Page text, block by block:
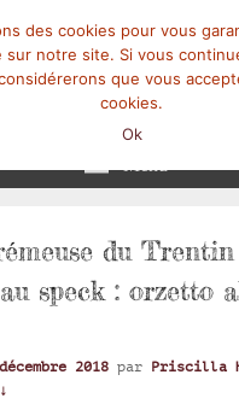
du Trentin
speck : orzetto
2018 par Priscilla
des cookies pour vous
sur notre site. Si vous
que vous
cookies.
Ok